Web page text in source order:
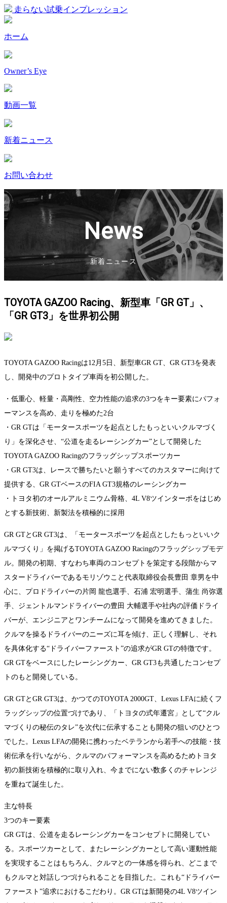
走らない試乗インプレッション
ホーム
Owner’s Eye
動画一覧
新着ニュース
お問い合わせ
News
新着ニュース
TOYOTA GAZOO Racing、新型車「GR GT」、
「GR GT3」を世界初公開
TOYOTA GAZOO Racingは12月5日、新型車GR GT、GR GT3を発表
し、開発中のプロトタイプ車両を初公開した。
・低重心、軽量・高剛性、空力性能の追求の3つをキー要素にパフォ
ーマンスを高め、走りを極めた2台
・GR GTは「モータースポーツを起点としたもっといいクルマづく
り」を深化させ、“公道を走るレーシングカー”として開発した
TOYOTA GAZOO Racingのフラッグシップスポーツカー
・GR GT3は、レースで勝ちたいと願うすべてのカスタマーに向けて
提供する、GR GTベースのFIA GT3規格のレーシングカー
・トヨタ初のオールアルミニウム骨格、4L V8ツインターボをはじめ
とする新技術、新製法を積極的に採用
GR GTとGR GT3は、「モータースポーツを起点としたもっといいク
ルマづくり」を掲げるTOYOTA GAZOO Racingのフラッグシップモデ
ル。開発の初期、すなわち車両のコンセプトを策定する段階からマ
スタードライバーであるモリゾウこと代表取締役会長豊田 章男を中
心に、プロドライバーの片岡 龍也選手、石浦 宏明選手、蒲生 尚弥選
手、ジェントルマンドライバーの豊田 大輔選手や社内の評価ドライ
バーが、エンジニアとワンチームになって開発を進めてきました。
クルマを操るドライバーのニーズに耳を傾け、正しく理解し、それ
を具体化する“ドライバーファースト”の追求がGR GTの特徴です。
GR GTをベースにしたレーシングカー、GR GT3も共通したコンセプ
トのもと開発している。
GR GTとGR GT3は、かつてのTOYOTA 2000GT、Lexus LFAに続くフ
ラッグシップの位置づけであり、「トヨタの式年遷宮」として“クル
マづくりの秘伝のタレ”を次代に伝承することも開発の狙いのひとつ
でした。Lexus LFAの開発に携わったベテランから若手への技能・技
術伝承を行いながら、クルマのパフォーマンスを高めるためトヨタ
初の新技術を積極的に取り入れ、今までにない数多くのチャレンジ
を重ねて誕生した。
主な特長
3つのキー要素
GR GTは、公道を走るレーシングカーをコンセプトに開発してい
る。スポーツカーとして、またレーシングカーとして高い運動性能
を実現することはもちろん、クルマとの一体感を得られ、どこまで
もクルマと対話しつづけられることを目指した。これも“ドライバー
ファースト”追求におけるこだわり。GR GTは新開発の4L V8ツイン